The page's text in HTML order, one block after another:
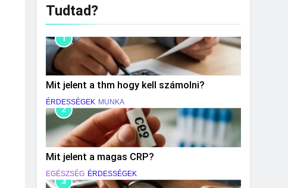
Tudtad?
1
Mit jelent a thm hogy kell számolni?
ÉRDESSÉGEK MUNKA
2
Mit jelent a magas CRP?
EGÉSZSÉG ÉRDESSÉGEK
3